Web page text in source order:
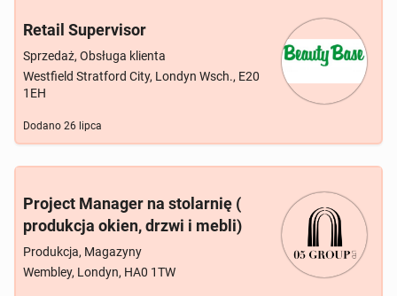
Retail Supervisor
Sprzedaż, Obsługa klienta
Westfield Stratford City, Londyn Wsch., E20
1EH
Dodano 26 lipca
Project Manager na stolarnię (
produkcja okien, drzwi i mebli)
Produkcja, Magazyny
Wembley, Londyn, HA0 1TW